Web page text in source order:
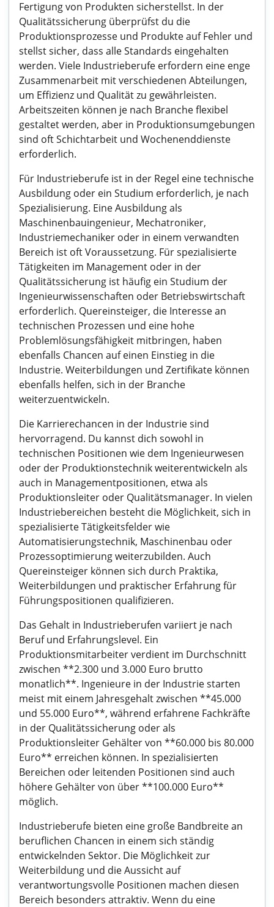
Fertigung von Produkten sicherstellst. In der
Qualitätssicherung überprüfst du die
Produktionsprozesse und Produkte auf Fehler und
stellst sicher, dass alle Standards eingehalten
werden. Viele Industrieberufe erfordern eine enge
Zusammenarbeit mit verschiedenen Abteilungen,
um Effizienz und Qualität zu gewährleisten.
Arbeitszeiten können je nach Branche flexibel
gestaltet werden, aber in Produktionsumgebungen
sind oft Schichtarbeit und Wochenenddienste
erforderlich.
Für Industrieberufe ist in der Regel eine technische
Ausbildung oder ein Studium erforderlich, je nach
Spezialisierung. Eine Ausbildung als
Maschinenbauingenieur, Mechatroniker,
Industriemechaniker oder in einem verwandten
Bereich ist oft Voraussetzung. Für spezialisierte
Tätigkeiten im Management oder in der
Qualitätssicherung ist häufig ein Studium der
Ingenieurwissenschaften oder Betriebswirtschaft
erforderlich. Quereinsteiger, die Interesse an
technischen Prozessen und eine hohe
Problemlösungsfähigkeit mitbringen, haben
ebenfalls Chancen auf einen Einstieg in die
Industrie. Weiterbildungen und Zertifikate können
ebenfalls helfen, sich in der Branche
weiterzuentwickeln.
Die Karrierechancen in der Industrie sind
hervorragend. Du kannst dich sowohl in
technischen Positionen wie dem Ingenieurwesen
oder der Produktionstechnik weiterentwickeln als
auch in Managementpositionen, etwa als
Produktionsleiter oder Qualitätsmanager. In vielen
Industriebereichen besteht die Möglichkeit, sich in
spezialisierte Tätigkeitsfelder wie
Automatisierungstechnik, Maschinenbau oder
Prozessoptimierung weiterzubilden. Auch
Quereinsteiger können sich durch Praktika,
Weiterbildungen und praktischer Erfahrung für
Führungspositionen qualifizieren.
Das Gehalt in Industrieberufen variiert je nach
Beruf und Erfahrungslevel. Ein
Produktionsmitarbeiter verdient im Durchschnitt
zwischen **2.300 und 3.000 Euro brutto
monatlich**. Ingenieure in der Industrie starten
meist mit einem Jahresgehalt zwischen **45.000
und 55.000 Euro**, während erfahrene Fachkräfte
in der Qualitätssicherung oder als
Produktionsleiter Gehälter von **60.000 bis 80.000
Euro** erreichen können. In spezialisierten
Bereichen oder leitenden Positionen sind auch
höhere Gehälter von über **100.000 Euro**
möglich.
Industrieberufe bieten eine große Bandbreite an
beruflichen Chancen in einem sich ständig
entwickelnden Sektor. Die Möglichkeit zur
Weiterbildung und die Aussicht auf
verantwortungsvolle Positionen machen diesen
Bereich besonders attraktiv. Wenn du eine